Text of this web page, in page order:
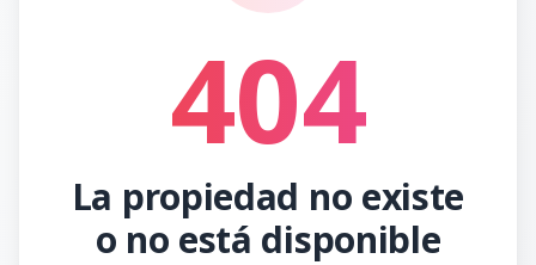
404
La propiedad no existe
o no está disponible